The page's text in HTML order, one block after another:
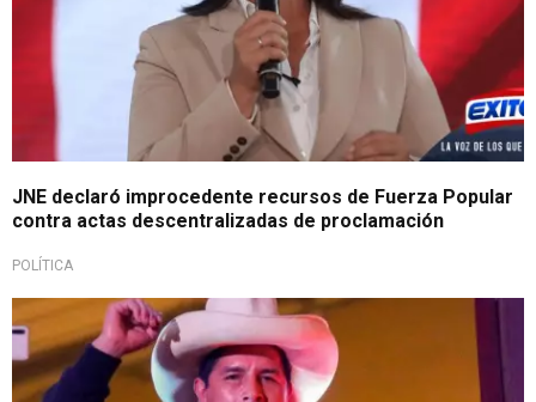
JNE declaró improcedente recursos de Fuerza Popular
contra actas descentralizadas de proclamación
POLÍTICA